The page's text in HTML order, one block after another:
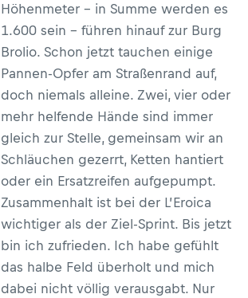
Höhenmeter – in Summe werden es
1.600 sein – führen hinauf zur Burg
Brolio. Schon jetzt tauchen einige
Pannen-Opfer am Straßenrand auf,
doch niemals alleine. Zwei, vier oder
mehr helfende Hände sind immer
gleich zur Stelle, gemeinsam wir an
Schläuchen gezerrt, Ketten hantiert
oder ein Ersatzreifen aufgepumpt.
Zusammenhalt ist bei der L’Eroica
wichtiger als der Ziel-Sprint. Bis jetzt
bin ich zufrieden. Ich habe gefühlt
das halbe Feld überholt und mich
dabei nicht völlig verausgabt. Nur